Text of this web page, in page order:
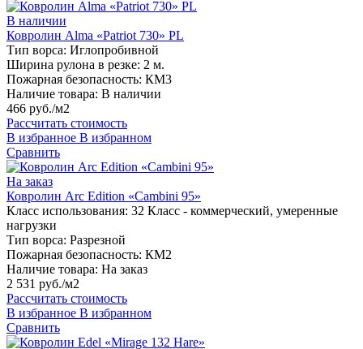
В наличии
Ковролин Alma «Patriot 730» PL
Тип ворса: Иглопробивной
Ширина рулона в резке: 2 м.
Пожарная безопасность: КМ3
Наличие товара: В наличии
466 руб./м2
Рассчитать стоимость
В избранное В избранном
Сравнить
На заказ
Ковролин Arc Edition «Cambini 95»
Класс использования: 32 Класс - коммерческий, умеренные
нагрузки
Тип ворса: Разрезной
Пожарная безопасность: КМ2
Наличие товара: На заказ
2 531 руб./м2
Рассчитать стоимость
В избранное В избранном
Сравнить